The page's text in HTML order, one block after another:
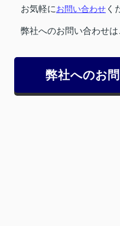
お気軽にお問い合わせ く
弊社へのお問い合わせ
弊社へのお